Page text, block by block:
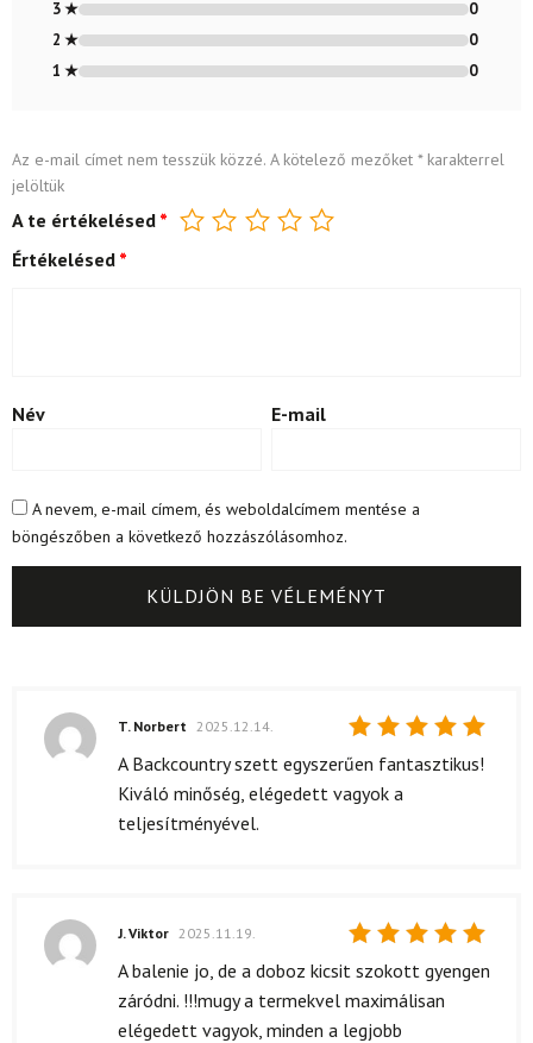
3 ★
0
2 ★
0
1 ★
0
Az e-mail címet nem tesszük közzé. A kötelező mezőket *karakterrel
jelöltük
A te értékelésed *
Értékelésed *
Név E-mail
A nevem, e-mail címem, és weboldalcímem mentése a
böngészőben a következő hozzászólásomhoz.
Értékelés:
T. Norbert 2025.12.14.
A Backcountry szett egyszerűen fantasztikus!
Kiváló minőség, elégedett vagyok a
teljesítményével.
Értékelés:
J. Viktor 2025.11.19.
A balenie jo, de a doboz kicsit szokott gyengen
záródni. !!!mugy a termekvel maximálisan
elégedett vagyok, minden a legjobb